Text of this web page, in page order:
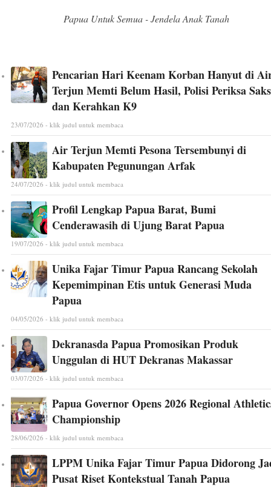
Papua Untuk Semua - Jendela Anak Tanah
Pencarian Hari Keenam Korban Hanyut di
Terjun Memti Belum Hasil, Polisi Periksa
dan Kerahkan K9
23/07/2026 - klik judul untuk membaca
Air Terjun Memti Pesona Tersembunyi di
Kabupaten Pegunungan Arfak
24/07/2026 - klik judul untuk membaca
Profil Lengkap Papua Barat, Bumi
Cenderawasih di Ujung Barat Papua
19/07/2026 - klik judul untuk membaca
Unika Fajar Timur Papua Rancang Sekolah
Kepemimpinan Etis untuk Generasi Muda
Papua
04/05/2026 - klik judul untuk membaca
Dekranasda Papua Promosikan Produk
Unggulan di HUT Dekranas Makassar
03/07/2026 - klik judul untuk membaca
Papua Governor Opens 2026 Regional
Championship
28/06/2026 - klik judul untuk membaca
LPPM Unika Fajar Timur Papua Didorong
Pusat Riset Kontekstual Tanah Papua